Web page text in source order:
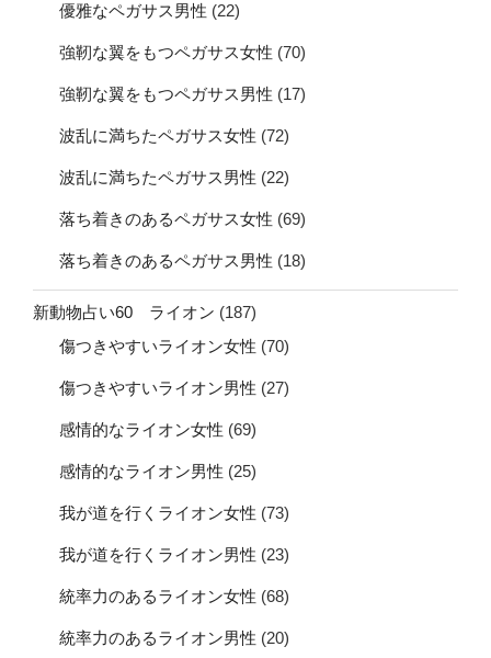
優雅なペガサス男性 (22)
強靭な翼をもつペガサス女性 (70)
強靭な翼をもつペガサス男性 (17)
波乱に満ちたペガサス女性 (72)
波乱に満ちたペガサス男性 (22)
落ち着きのあるペガサス女性 (69)
落ち着きのあるペガサス男性 (18)
新動物占い60 ライオン (187)
傷つきやすいライオン女性 (70)
傷つきやすいライオン男性 (27)
感情的なライオン女性 (69)
感情的なライオン男性 (25)
我が道を行くライオン女性 (73)
我が道を行くライオン男性 (23)
統率力のあるライオン女性 (68)
統率力のあるライオン男性 (20)